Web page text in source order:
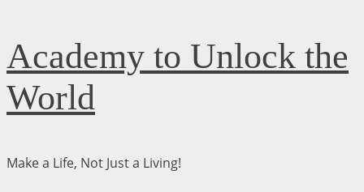
Skip
to
content
Academy to Unlock the
World
Make a Life, Not Just a Living!